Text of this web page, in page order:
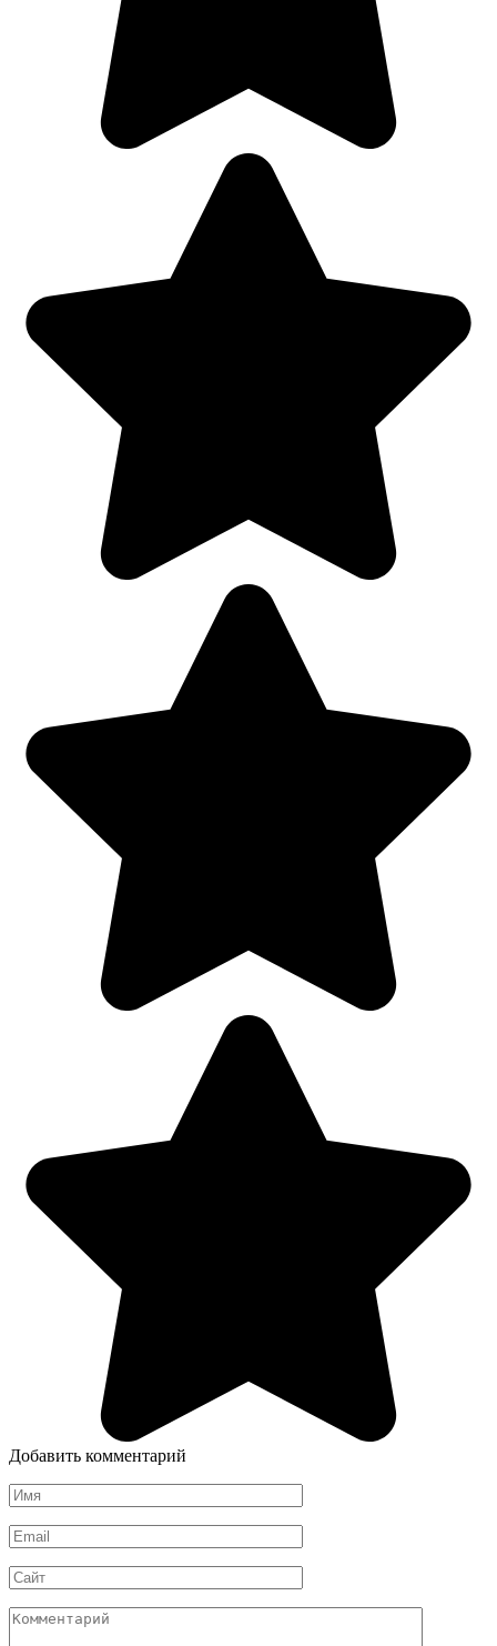
Добавить комментарий
Имя
*
Email
*
Сайт
Комментарий